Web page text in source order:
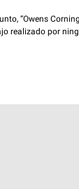
“Owens
realizado por